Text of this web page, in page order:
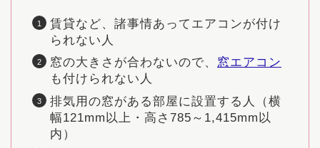
賃貸など、諸事情あってエアコンが付け
られない人
窓の大きさが合わないので、 窓エアコン
も付けられない人
排気用の窓がある部屋に設置する人（横
幅121mm以上・高さ785～1,415mm以
内）